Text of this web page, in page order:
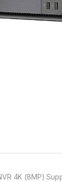
4K (8MP)